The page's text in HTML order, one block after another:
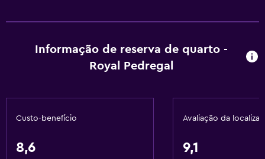
Informação de reserva de quarto -
Royal Pedregal
Custo-benefício
8,6
Avaliação da
9,1